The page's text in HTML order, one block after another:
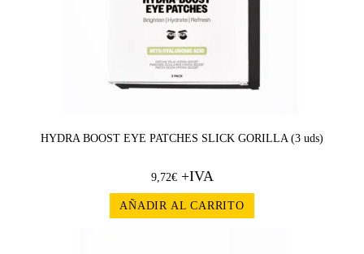
HYDRA BOOST EYE PATCHES SLICK GORILLA (3 uds)
9,72€+IVA
AÑADIR AL CARRITO